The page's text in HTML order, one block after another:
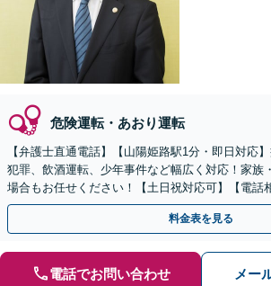
危険運転・あおり運転
【弁護士直通電話】【山陽姫路駅1分・即日対応
犯罪、飲酒運転、少年事件など幅広く対応！家族
場合もお任せください！【土日祝対応可】【電話
からのご相談にもスムーズに対応致します。
料金表を見る
電話でお問い合わせ メー